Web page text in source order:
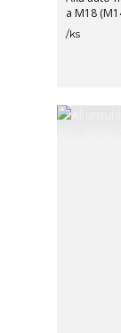
a M18
/ks